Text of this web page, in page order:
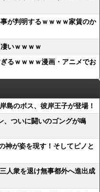
が判明するｗｗｗｗ家賃のか
いｗｗｗｗ
るｗｗｗｗ漫画・アニメでお
のボス、彼岸王子が登場！
ついに闘いのゴングが鳴
神が姿を現す！そしてピノと
人衆を退け無事都外へ進出成